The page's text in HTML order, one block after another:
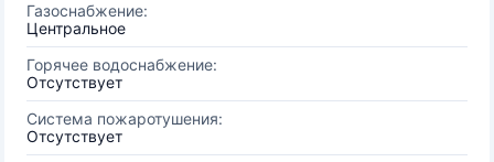
Газоснабжение:
Центральное
Горячее водоснабжение:
Отсутствует
Система пожаротушения:
Отсутствует